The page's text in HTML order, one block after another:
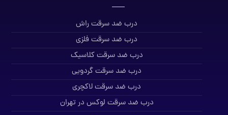
درب ضد سرقت راش
درب ضد سرقت فلزی
درب ضد سرقت کلاسیک
درب ضد سرقت گردویی
درب ضد سرقت لاکچری
درب ضد سرقت لوکس در تهران